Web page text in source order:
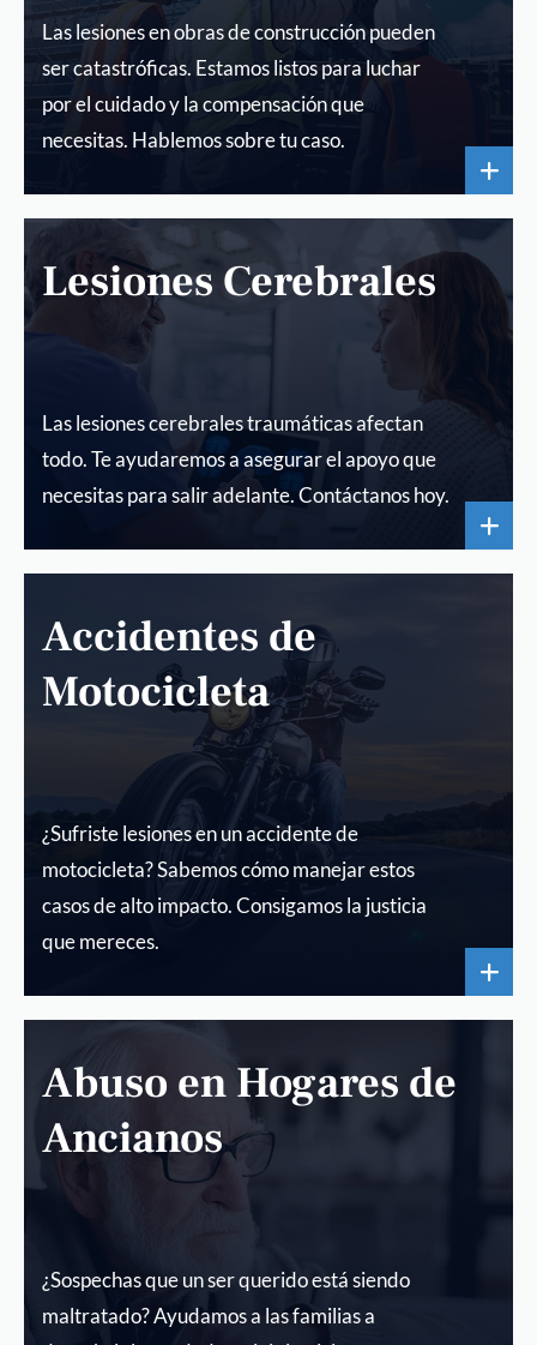
Las lesiones en obras de construcción pueden
ser catastróficas. Estamos listos para luchar
por el cuidado y la compensación que
necesitas. Hablemos sobre tu caso.
Lesiones Cerebrales
Las lesiones cerebrales traumáticas afectan
todo. Te ayudaremos a asegurar el apoyo que
necesitas para salir adelante. Contáctanos hoy.
Accidentes de
Motocicleta
¿Sufriste lesiones en un accidente de
motocicleta? Sabemos cómo manejar estos
casos de alto impacto. Consigamos la justicia
que mereces.
Abuso en Hogares de
Ancianos
¿Sospechas que un ser querido está siendo
maltratado? Ayudamos a las familias a